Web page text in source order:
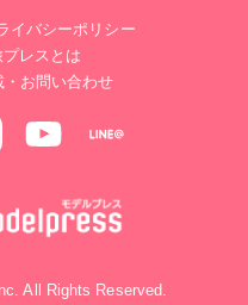
イバシーポリシー
レスとは
お問い合わせ
All Rights Reserved.